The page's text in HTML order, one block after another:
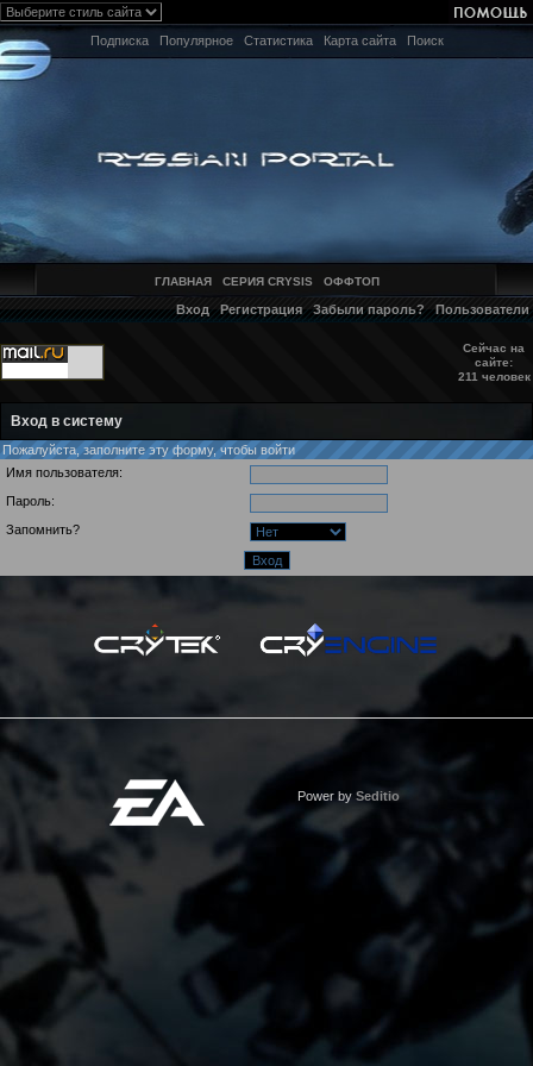
Подписка Популярное Статистика Карта сайта Поиск
ГЛАВНАЯ СЕРИЯ CRYSIS ОФФТОП
Вход Регистрация Забыли пароль? Пользователи
Сейчас на
сайте:
211 человек
Вход в систему
Пожалуйста, заполните эту форму, чтобы войти
Имя пользователя:
Пароль:
Запомнить?
Power by Seditio